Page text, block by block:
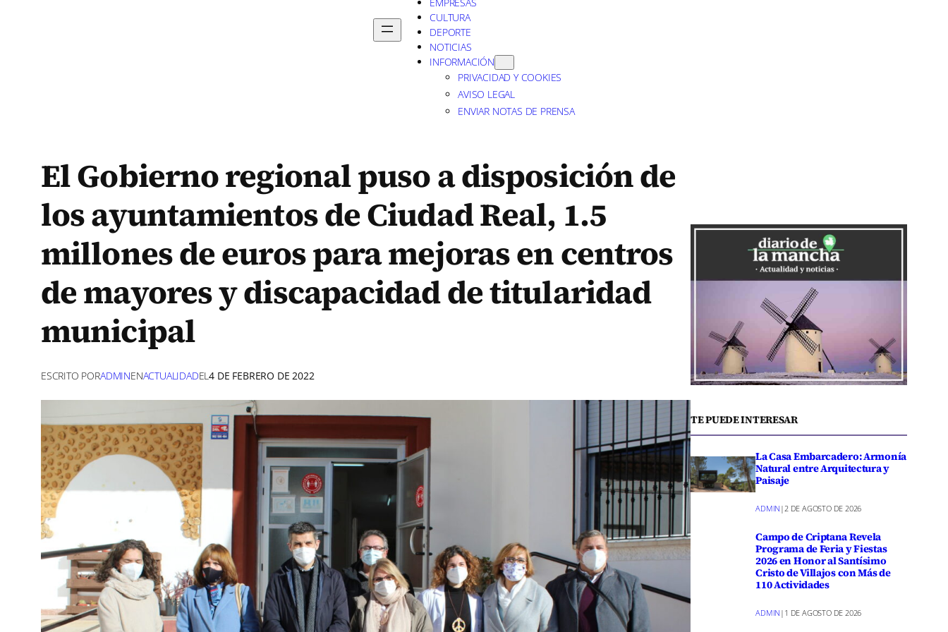
CULTURA
DEPORTE
NOTICIAS
INFORMACIÓN
PRIVACIDAD Y COOKIES
AVISO LEGAL
ENVIAR NOTAS DE PRENSA
El Gobierno regional puso a disposición de
los ayuntamientos de Ciudad Real, 1.5
millones de euros para mejoras en centros
de mayores y discapacidad de titularidad
municipal
ESCRITO PORADMINENACTUALIDADEL4 DE FEBRERO DE 2022
TE PUEDE INTERESAR
La Casa Embarcadero: Armonía
Natural entre Arquitectura y
Paisaje
ADMIN |2 DE AGOSTO DE 2026
Campo de Criptana Revela
Programa de Feria y Fiestas
2026 en Honor al Santísimo
Cristo de Villajos con Más de
110 Actividades
ADMIN | 1 DE AGOSTO DE 2026